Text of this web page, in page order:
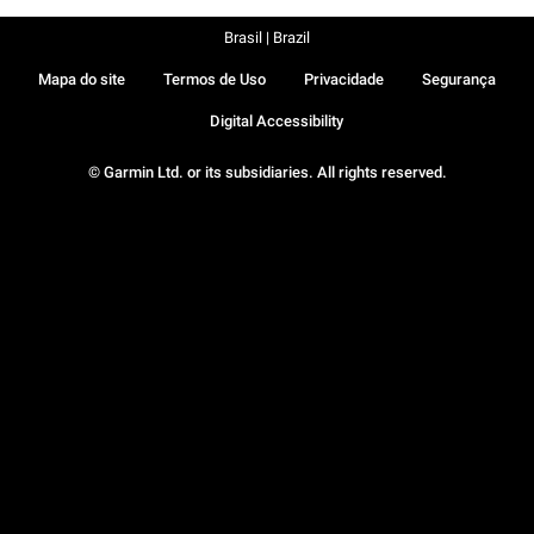
© Garmin Ltd. or its subsidiaries. All rights reserved.
Mapa do site Termos de Uso Privacidade Segurança
Digital Accessibility
Brasil | Brazil